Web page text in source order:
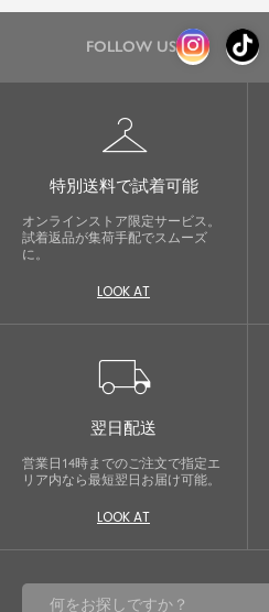
FOLLOW US
checkroom
特別送料で試着可能
オンラインストア限定サービス。
試着返品が集荷手配でスムーズ
に。
LOOK AT
local_shipping
翌日配送
営業日14時までのご注文で指定エ
リア内なら最短翌日お届け可能。
LOOK AT